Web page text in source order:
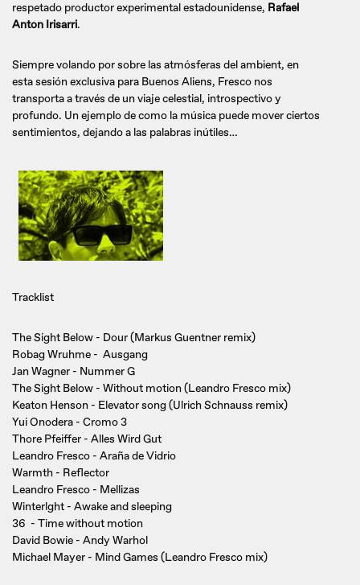
respetado productor experimental estadounidense, Rafael
Anton Irisarri.
Siempre volando por sobre las atmósferas del ambient, en
esta sesión exclusiva para Buenos Aliens, Fresco nos
transporta a través de un viaje celestial, introspectivo y
profundo. Un ejemplo de como la música puede mover ciertos
sentimientos, dejando a las palabras inútiles…
Tracklist
The Sight Below - Dour (Markus Guentner remix)
Robag Wruhme - Ausgang
Jan Wagner - Nummer G
The Sight Below - Without motion (Leandro Fresco mix)
Keaton Henson - Elevator song (Ulrich Schnauss remix)
Yui Onodera - Cromo 3
Thore Pfeiffer - Alles Wird Gut
Leandro Fresco - Araña de Vidrio
Warmth - Reflector
Leandro Fresco - Mellizas
Winterlght - Awake and sleeping
36 - Time without motion
David Bowie - Andy Warhol
Michael Mayer - Mind Games (Leandro Fresco mix)